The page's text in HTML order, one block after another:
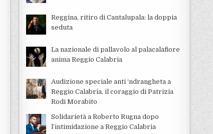
Reggina, ritiro di Cantalupala: la doppia
seduta
La nazionale di pallavolo al palacalafiore
anima Reggio Calabria
Audizione speciale anti ‘ndrangheta a
Reggio Calabria, il coraggio di Patrizia
Rodi Morabito
Solidarietà a Roberto Rugna dopo
l’intimidazione a Reggio Calabria